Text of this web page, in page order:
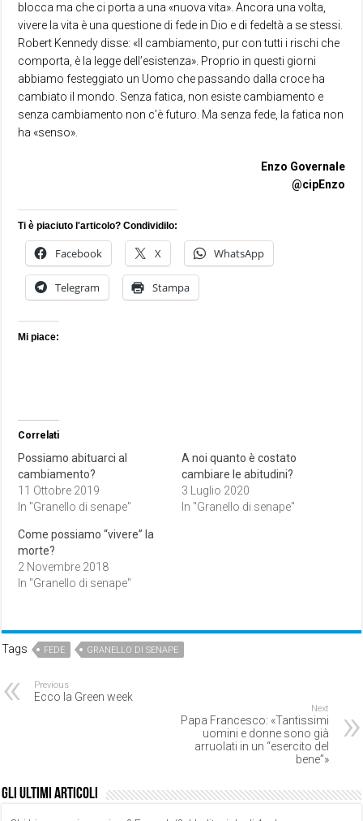
blocca ma che ci porta a una «nuova vita». Ancora una volta,
vivere la vita è una questione di fede in Dio e di fedeltà a se stessi.
Robert Kennedy disse: «Il cambiamento, pur con tutti i rischi che
comporta, è la legge dell’esistenza». Proprio in questi giorni
abbiamo festeggiato un Uomo che passando dalla croce ha
cambiato il mondo. Senza fatica, non esiste cambiamento e
senza cambiamento non c’è futuro. Ma senza fede, la fatica non
ha «senso».
Enzo Governale
@cipEnzo
Ti è piaciuto l'articolo? Condividilo:
Facebook X WhatsApp
Telegram Stampa
Mi piace:
Correlati
Possiamo abituarci al
cambiamento?
11 Ottobre 2019
In "Granello di senape"
A noi quanto è costato
cambiare le abitudini?
3 Luglio 2020
In "Granello di senape"
Come possiamo “vivere” la
morte?
2 Novembre 2018
In "Granello di senape"
Tags FEDE GRANELLO DI SENAPE
Previous
Ecco la Green week
Next
Papa Francesco: «Tantissimi
uomini e donne sono già
arruolati in un “esercito del
bene”»
Gli ultimi articoli